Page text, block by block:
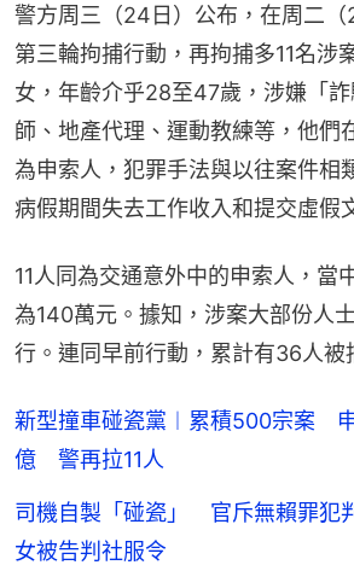
警方周三（24日）公布，在周二
第三輪拘捕行動，再拘捕多11名涉
女，年齡介乎28至47歲，涉嫌「
師、地產代理、運動教練等，他們
為申索人，犯罪手法與以往案件相
病假期間失去工作收入和提交虛假
11人同為交通意外中的申索人，當
為140萬元。據知，涉案大部份人
行。連同早前行動，累計有36人被
新型撞車碰瓷黨︱累積500宗案
億 警再拉11人
司機自製「碰瓷」 官斥無賴罪犯
女被告判社服令